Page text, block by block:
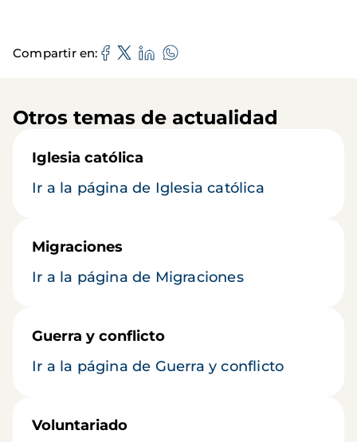
Compartir en
Otros temas de actualidad
Iglesia católica
Ir a la página de Iglesia católica
Migraciones
Ir a la página de Migraciones
Guerra y conflicto
Ir a la página de Guerra y conflicto
Voluntariado